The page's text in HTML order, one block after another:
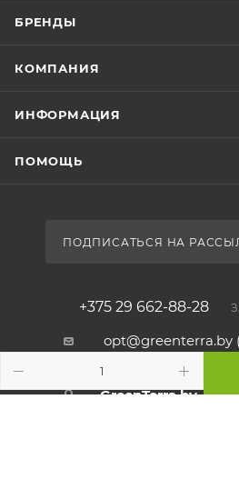
БРЕНДЫ
КОМПАНИЯ
ИНФОРМАЦИЯ
ПОМОЩЬ
ПОДПИСАТЬСЯ НА
+375 29 662-88-28
opt@greenterra.by
GreenTerra.by -